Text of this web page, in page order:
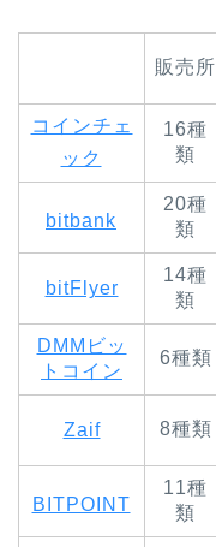
販売所
コインチェ
ック
16種
類
bitbank
20種
類
bitFlyer
14種
類
DMMビッ
トコイン
6種類
Zaif 8種類
BITPOINT
11種
類